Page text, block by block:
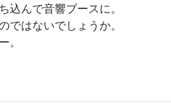
込んで音響ブースに。
ではないでしょうか。
。